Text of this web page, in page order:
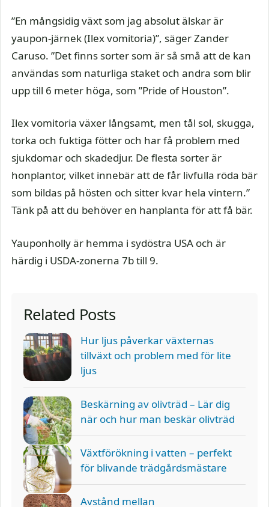
”En mångsidig växt som jag absolut älskar är
yaupon-järnek (Ilex vomitoria)”, säger Zander
Caruso. ”Det finns sorter som är så små att de kan
användas som naturliga staket och andra som blir
upp till 6 meter höga, som ”Pride of Houston”.
Ilex vomitoria växer långsamt, men tål sol, skugga,
torka och fuktiga fötter och har få problem med
sjukdomar och skadedjur. De flesta sorter är
honplantor, vilket innebär att de får livfulla röda bär
som bildas på hösten och sitter kvar hela vintern.”
Tänk på att du behöver en hanplanta för att få bär.
Yauponholly är hemma i sydöstra USA och är
härdig i USDA-zonerna 7b till 9.
Related Posts
Hur ljus påverkar växternas
tillväxt och problem med för lite
ljus
Beskärning av olivträd – Lär dig
när och hur man beskär olivträd
Växtförökning i vatten – perfekt
för blivande trädgårdsmästare
Avstånd mellan